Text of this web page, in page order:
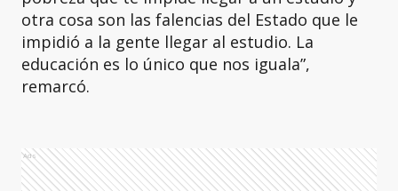
otra cosa son las falencias del Estado que le
impidió a la gente llegar al estudio. La
educación es lo único que nos iguala”,
remarcó.
Ads